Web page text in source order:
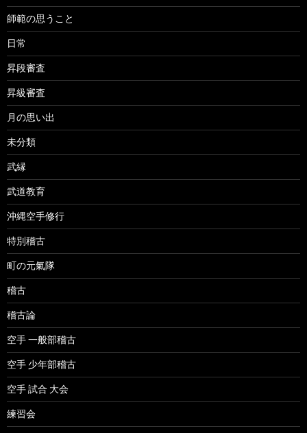
師範の思うこと
日常
昇段審査
昇級審査
月の思い出
未分類
武縁
武道教育
沖縄空手修行
特別稽古
町の元氣隊
稽古
稽古論
空手 一般部稽古
空手 少年部稽古
空手 試合 大会
練習会